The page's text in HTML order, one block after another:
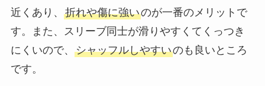
近くあり、 折れや傷に強いのが一番のメリットで
す。また、スリーブ同士が滑りやすくてくっつき
にくいので、 シャッフルしやすいのも良いところ
です。